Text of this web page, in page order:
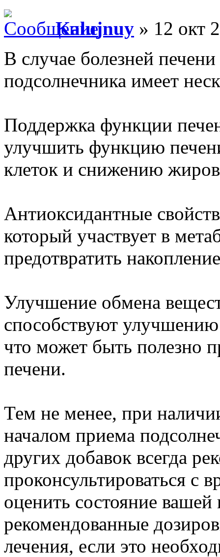
Kalujnuy » 12 окт
В случае болезней
подсолнечника имеет
Поддержка функции
улучшить функцию
клеток и снижению
Антиоксидантные
который участвует в
предотвратить
Улучшение обмена
способствуют
что может быть полезно
печени.
Тем не менее, при
началом приема
других добавок всегда
проконсультироваться с
оценить состояние вашей
рекомендованные
лечения, если это